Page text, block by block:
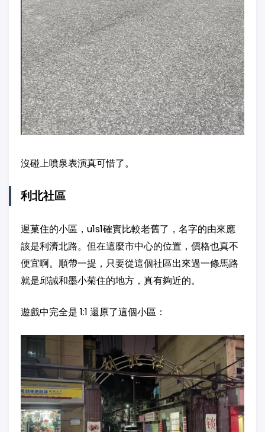
沒碰上噴泉表演真可惜了。
利北社區
遲菓住的小區，u1s1確實比較老舊了，名字的由來應
該是利濟北路。但在這麼市中心的位置，價格也真不
便宜啊。順帶一提，只要從這個社區出來過一條馬路
就是邱誠和墨小菊住的地方，真有夠近的。
遊戲中完全是 1:1 還原了這個小區：